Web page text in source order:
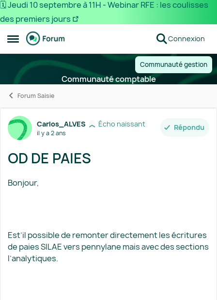
🗓️ Jeudi 10 septembre à 11H - Webinar RFE : les coulisses
des premiers jours
Ouvrir Menu Latéral
Passer au contenu Connexion
Communauté gestion
Communauté comptable
Forum Saisie
Forum Discussion
Carlos_ALVES Écho naissant
il y a 2 ans
Répondu
OD DE PAIES
Bonjour,
Est’il possible de remonter directement les écritures
de paies SILAE vers pennylane mais avec des sections
l’analytiques.